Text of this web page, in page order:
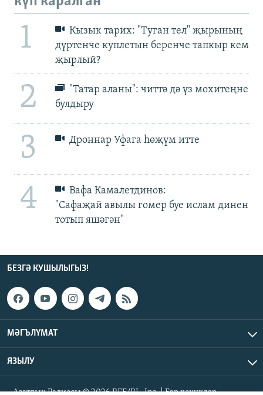
1
Кызык тарих: "Туган тел" җырының
дүртенче куплетын беренче тапкыр кем
җырлый?
2
"Татар аланы": читтә дә үз мохитеңне
булдыру
3 Дроннар Уфага һөҗүм итте
4
Вафа Камалетдинов:
"Сафаҗай авылы гомер буе ислам динен
тотып яшәгән"
БЕЗГӘ КУШЫЛЫГЫЗ!
МӘГЪЛҮМАТ
ЯЗЫЛУ
Азатлык Радиосы © 2026 RFE/RL, Inc. | Бар хокуклар